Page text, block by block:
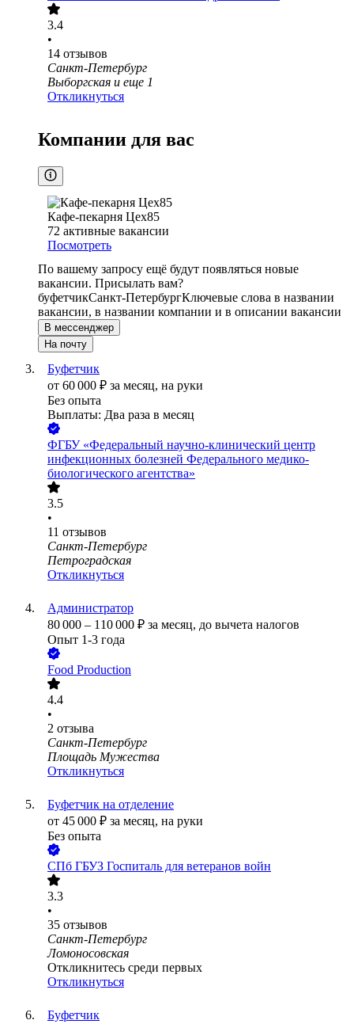
3.4
•
14 отзывов
Санкт-Петербург
Выборгская и еще 1
Откликнуться
Компании для вас
Кафе-пекарня Цех85
72 активные вакансии
Посмотреть
По вашему запросу ещё будут появляться новые
вакансии. Присылать вам?
буфетчикСанкт-ПетербургКлючевые слова в названии
вакансии, в названии компании и в описании вакансии
В мессенджер
На почту
Буфетчик
от 60 000 ₽ за месяц, на руки
Без опыта
Выплаты: Два раза в месяц
ФГБУ «Федеральный научно-клинический центр
инфекционных болезней Федерального медико-
биологического агентства»
3.5
•
11 отзывов
Санкт-Петербург
Петроградская
Откликнуться
Администратор
80 000 – 110 000 ₽ за месяц, до вычета налогов
Опыт 1-3 года
Food Production
4.4
•
2 отзыва
Санкт-Петербург
Площадь Мужества
Откликнуться
Буфетчик на отделение
от 45 000 ₽ за месяц, на руки
Без опыта
СПб ГБУЗ Госпиталь для ветеранов войн
3.3
•
35 отзывов
Санкт-Петербург
Ломоносовская
Откликнитесь среди первых
Откликнуться
Буфетчик